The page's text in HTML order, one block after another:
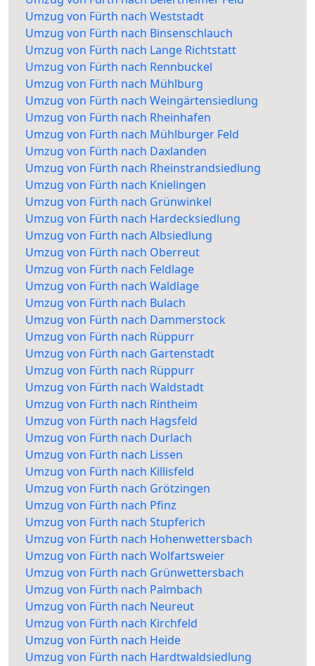
Umzug von Fürth nach Weststadt
Umzug von Fürth nach Binsenschlauch
Umzug von Fürth nach Lange Richtstatt
Umzug von Fürth nach Rennbuckel
Umzug von Fürth nach Mühlburg
Umzug von Fürth nach Weingärtensiedlung
Umzug von Fürth nach Rheinhafen
Umzug von Fürth nach Mühlburger Feld
Umzug von Fürth nach Daxlanden
Umzug von Fürth nach Rheinstrandsiedlung
Umzug von Fürth nach Knielingen
Umzug von Fürth nach Grünwinkel
Umzug von Fürth nach Hardecksiedlung
Umzug von Fürth nach Albsiedlung
Umzug von Fürth nach Oberreut
Umzug von Fürth nach Feldlage
Umzug von Fürth nach Waldlage
Umzug von Fürth nach Bulach
Umzug von Fürth nach Dammerstock
Umzug von Fürth nach Rüppurr
Umzug von Fürth nach Gartenstadt
Umzug von Fürth nach Rüppurr
Umzug von Fürth nach Waldstadt
Umzug von Fürth nach Rintheim
Umzug von Fürth nach Hagsfeld
Umzug von Fürth nach Durlach
Umzug von Fürth nach Lissen
Umzug von Fürth nach Killisfeld
Umzug von Fürth nach Grötzingen
Umzug von Fürth nach Pfinz
Umzug von Fürth nach Stupferich
Umzug von Fürth nach Hohenwettersbach
Umzug von Fürth nach Wolfartsweier
Umzug von Fürth nach Grünwettersbach
Umzug von Fürth nach Palmbach
Umzug von Fürth nach Neureut
Umzug von Fürth nach Kirchfeld
Umzug von Fürth nach Heide
Umzug von Fürth nach Hardtwaldsiedlung